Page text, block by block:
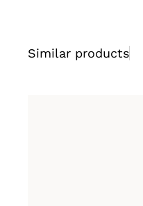
Similar products